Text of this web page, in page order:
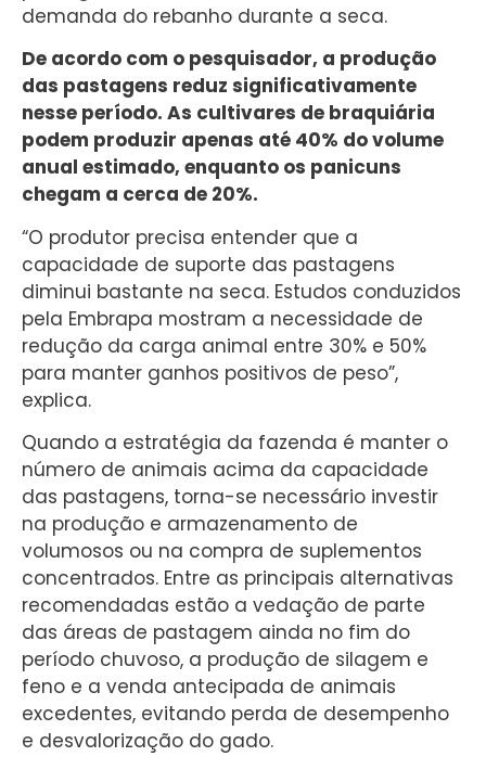
demanda do rebanho durante a seca.
De acordo com o pesquisador, a produção
das pastagens reduz significativamente
nesse período. As cultivares de braquiária
podem produzir apenas até 40% do volume
anual estimado, enquanto os panicuns
chegam a cerca de 20%.
“O produtor precisa entender que a
capacidade de suporte das pastagens
diminui bastante na seca. Estudos conduzidos
pela Embrapa mostram a necessidade de
redução da carga animal entre 30% e 50%
para manter ganhos positivos de peso”,
explica.
Quando a estratégia da fazenda é manter o
número de animais acima da capacidade
das pastagens, torna-se necessário investir
na produção e armazenamento de
volumosos ou na compra de suplementos
concentrados. Entre as principais alternativas
recomendadas estão a vedação de parte
das áreas de pastagem ainda no fim do
período chuvoso, a produção de silagem e
feno e a venda antecipada de animais
excedentes, evitando perda de desempenho
e desvalorização do gado.